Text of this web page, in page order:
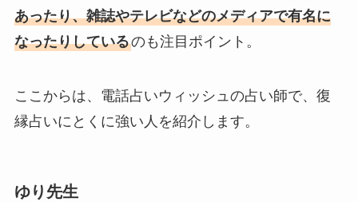
あったり、雑誌やテレビなどのメディアで有名に
なったりしているのも注目ポイント。
ここからは、電話占いウィッシュの占い師で、復
縁占いにとくに強い人を紹介します。
ゆり先生